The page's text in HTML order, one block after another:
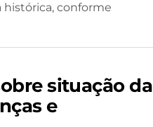
conforme
situação da
e